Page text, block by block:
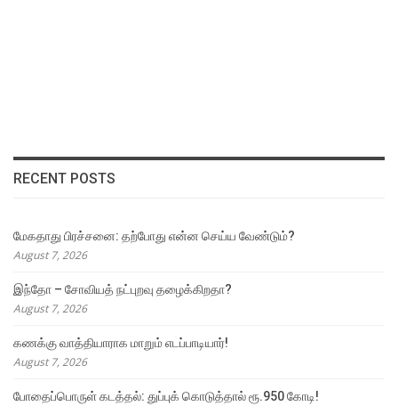
RECENT POSTS
மேகதாது பிரச்சனை: தற்போது என்ன செய்ய வேண்டும்?
August 7, 2026
இந்தோ – சோவியத் நட்புறவு தழைக்கிறதா?
August 7, 2026
கணக்கு வாத்தியாராக மாறும் எடப்பாடியார்!
August 7, 2026
போதைப்பொருள் கடத்தல்: துப்புக் கொடுத்தால் ரூ.950 கோடி!